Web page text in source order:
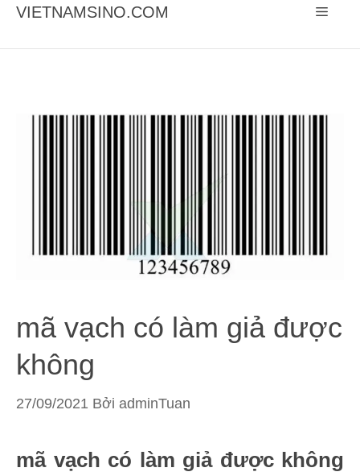
Chuyển
VIETNAMSINO.COM Menu
mã vạch có làm giả được
không
27/09/2021 Bởi adminTuan
mã vạch có làm giả được không